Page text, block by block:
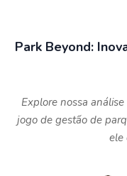
Park Beyond:
Explore nossa
jogo de gestão de
ele